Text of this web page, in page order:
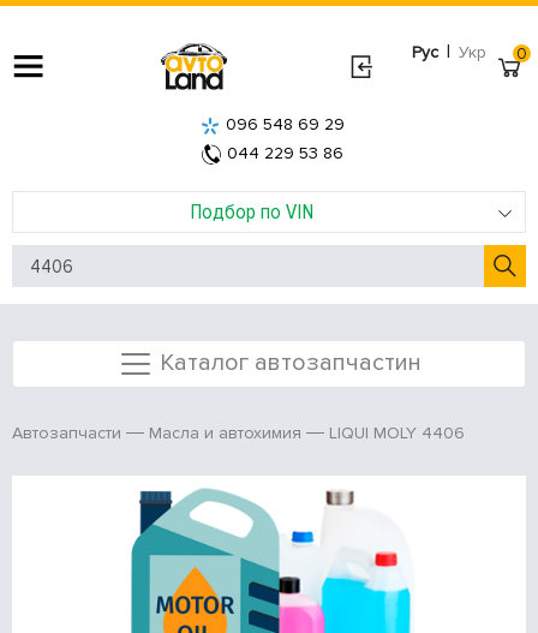
Рус | Укр
Подбор по VIN
096 548 69 29
044 229 53 86
0
Каталог автозапчастин
Автозапчасти Масла и автохимия LIQUI MOLY 4406